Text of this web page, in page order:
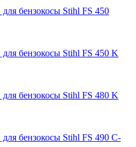
бензокосы Stihl FS 450
бензокосы Stihl FS 450 K
бензокосы Stihl FS 480 K
бензокосы Stihl FS 490 C-